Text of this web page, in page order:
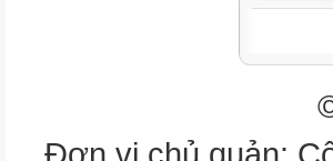
Đơn vị chủ quản: